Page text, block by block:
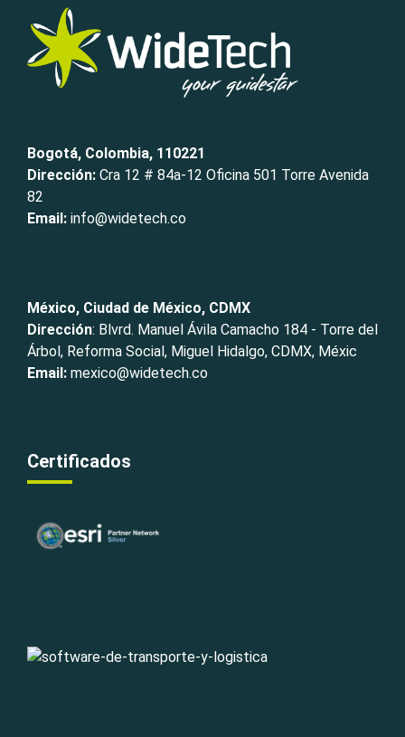
Bogotá, Colombia, 110221
Dirección: Cra 12 # 84a-12 Oficina 501 Torre Avenida
82
Email: info@widetech.co
México, Ciudad de México, CDMX
Dirección: Blvrd. Manuel Ávila Camacho 184 - Torre del
Árbol, Reforma Social, Miguel Hidalgo, CDMX, Méxic
Email: mexico@widetech.co
Certificados